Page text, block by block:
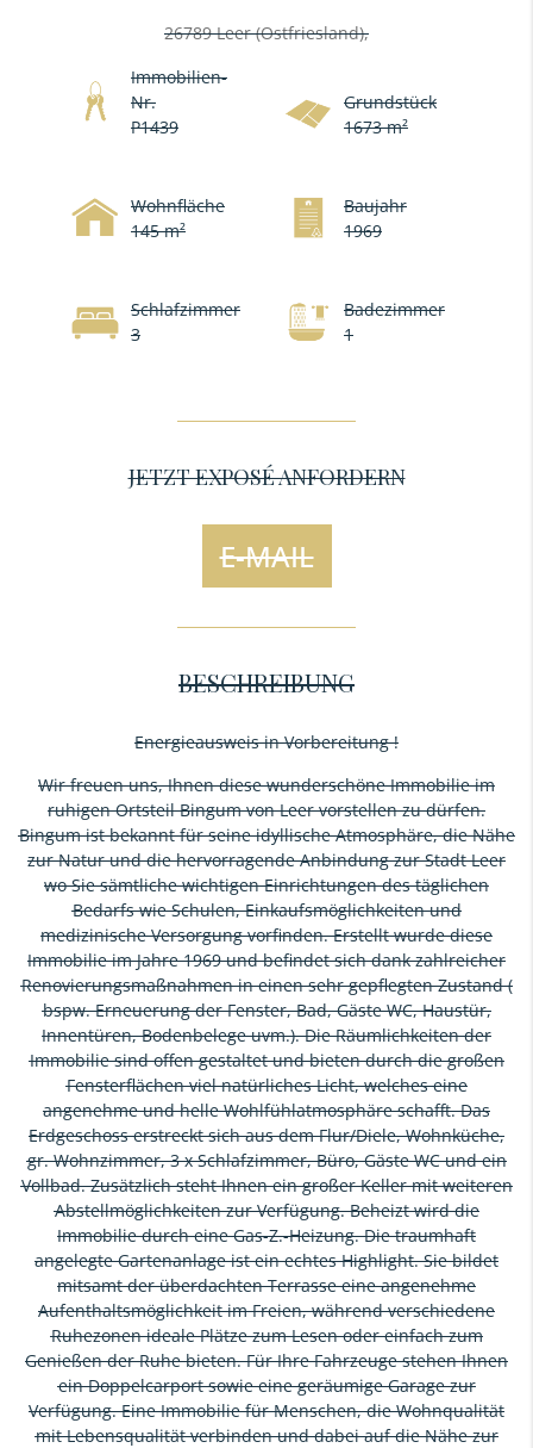
26789 Leer (Ostfriesland),
Immobilien-
Nr.
P1439
Grundstück
1673 m²
Wohnfläche
145 m²
Baujahr
1969
Schlafzimmer
3
Badezimmer
1
JETZT EXPOSÉ ANFORDERN
E-MAIL
BESCHREIBUNG
Energieausweis in Vorbereitung !
Wir freuen uns, Ihnen diese wunderschöne Immobilie im
ruhigen Ortsteil Bingum von Leer vorstellen zu dürfen.
Bingum ist bekannt für seine idyllische Atmosphäre, die Nähe
zur Natur und die hervorragende Anbindung zur Stadt Leer
wo Sie sämtliche wichtigen Einrichtungen des täglichen
Bedarfs wie Schulen, Einkaufsmöglichkeiten und
medizinische Versorgung vorfinden. Erstellt wurde diese
Immobilie im Jahre 1969 und befindet sich dank zahlreicher
Renovierungsmaßnahmen in einen sehr gepflegten Zustand (
bspw. Erneuerung der Fenster, Bad, Gäste WC, Haustür,
Innentüren, Bodenbelege uvm.). Die Räumlichkeiten der
Immobilie sind offen gestaltet und bieten durch die großen
Fensterflächen viel natürliches Licht, welches eine
angenehme und helle Wohlfühlatmosphäre schafft. Das
Erdgeschoss erstreckt sich aus dem Flur/Diele, Wohnküche,
gr. Wohnzimmer, 3 x Schlafzimmer, Büro, Gäste WC und ein
Vollbad. Zusätzlich steht Ihnen ein großer Keller mit weiteren
Abstellmöglichkeiten zur Verfügung. Beheizt wird die
Immobilie durch eine Gas-Z.-Heizung. Die traumhaft
angelegte Gartenanlage ist ein echtes Highlight. Sie bildet
mitsamt der überdachten Terrasse eine angenehme
Aufenthaltsmöglichkeit im Freien, während verschiedene
Ruhezonen ideale Plätze zum Lesen oder einfach zum
Genießen der Ruhe bieten. Für Ihre Fahrzeuge stehen Ihnen
ein Doppelcarport sowie eine geräumige Garage zur
Verfügung. Eine Immobilie für Menschen, die Wohnqualität
mit Lebensqualität verbinden und dabei auf die Nähe zur